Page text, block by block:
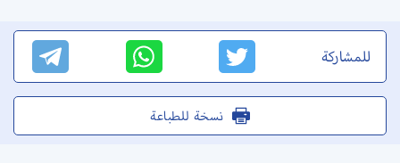
للمشاركة
نسخة للطباعة